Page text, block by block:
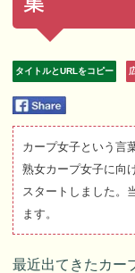
タイトルとURLをコピー
カープ女子という言
熟女カープ女子に向
スタートしました。
ます。
最近出てきたカー